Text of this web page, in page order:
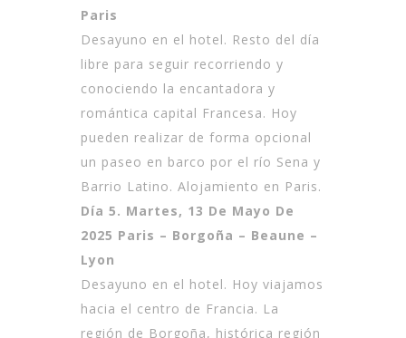
Paris
Desayuno en el hotel. Resto del día
libre para seguir recorriendo y
conociendo la encantadora y
romántica capital Francesa. Hoy
pueden realizar de forma opcional
un paseo en barco por el río Sena y
Barrio Latino. Alojamiento en Paris.
Día 5. Martes, 13 De Mayo De
2025 Paris – Borgoña – Beaune –
Lyon
Desayuno en el hotel. Hoy viajamos
hacia el centro de Francia. La
región de Borgoña, histórica región